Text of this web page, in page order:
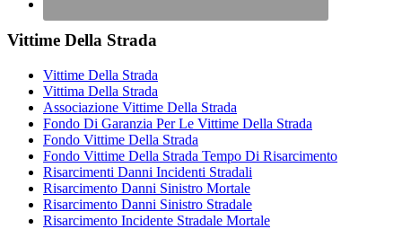
Vittime Della Strada
Vittime Della Strada
Vittima Della Strada
Associazione Vittime Della Strada
Fondo Di Garanzia Per Le Vittime Della Strada
Fondo Vittime Della Strada
Fondo Vittime Della Strada Tempo Di Risarcimento
Risarcimenti Danni Incidenti Stradali
Risarcimento Danni Sinistro Mortale
Risarcimento Danni Sinistro Stradale
Risarcimento Incidente Stradale Mortale